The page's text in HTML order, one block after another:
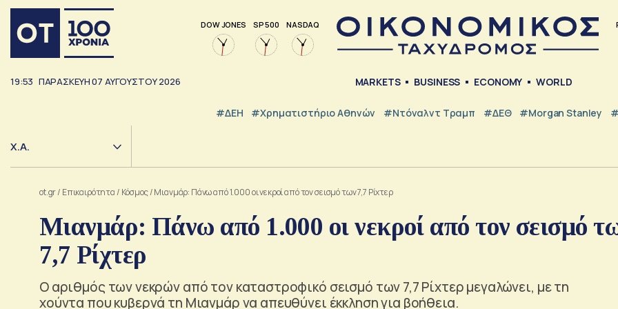
DOW JONES SP 500 NASDAQ
19:53 ΠΑΡΑΣΚΕΥΗ07 ΑΥΓΟΥΣΤΟΥ2026 MARKETS BUSINESS ECONOMY WORLD
#ΔΕΗ #Χρηματιστήριο Αθηνών #Ντόναλντ Τραμπ #ΔΕΘ #Morgan Stanley
Χ.Α.
ot.gr/ Επικαιρότητα / Κόσμος/Μιανμάρ: Πάνω από 1.000 οι νεκροί από τον σεισμό των 7,7 Ρίχτερ
Μιανμάρ: Πάνω από 1.000 οι νεκροί από τον σεισμό
7,7 Ρίχτερ
Ο αριθμός των νεκρών από τον καταστροφικό σεισμό των 7,7 Ρίχτερ μεγαλώνει, με τη
χούντα που κυβερνά τη Μιανμάρ να απευθύνει έκκληση για βοήθεια.